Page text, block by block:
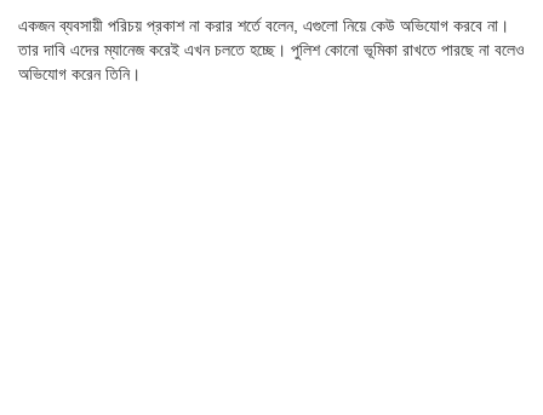
একজন ব্যবসায়ী পরিচয় প্রকাশ না করার শর্তে বলেন, এগুলো নিয়ে কেউ অভিযোগ করবে না।
তার দাবি এদের ম্যানেজ করেই এখন চলতে হচ্ছে। পুলিশ কোনো ভূমিকা রাখতে পারছে না বলেও
অভিযোগ করেন তিনি।